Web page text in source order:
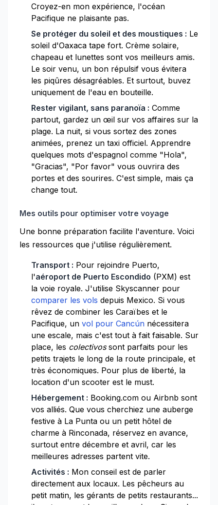
Croyez-en mon expérience, l'océan
Pacifique ne plaisante pas.
Se protéger du soleil et des moustiques : Le
soleil d'Oaxaca tape fort. Crème solaire,
chapeau et lunettes sont vos meilleurs amis.
Le soir venu, un bon répulsif vous évitera
les piqûres désagréables. Et surtout, buvez
uniquement de l'eau en bouteille.
Rester vigilant, sans paranoïa : Comme
partout, gardez un œil sur vos affaires sur la
plage. La nuit, si vous sortez des zones
animées, prenez un taxi officiel. Apprendre
quelques mots d'espagnol comme "Hola",
"Gracias", "Por favor" vous ouvrira des
portes et des sourires. C'est simple, mais ça
change tout.
Mes outils pour optimiser votre voyage
Une bonne préparation facilite l'aventure. Voici
les ressources que j'utilise régulièrement.
Transport : Pour rejoindre Puerto,
l'aéroport de Puerto Escondido (PXM) est
la voie royale. J'utilise Skyscanner pour
comparer les vols depuis Mexico. Si vous
rêvez de combiner les Caraïbes et le
Pacifique, un vol pour Cancún nécessitera
une escale, mais c'est tout à fait faisable. Sur
place, les colectivossont parfaits pour les
petits trajets le long de la route principale, et
très économiques. Pour plus de liberté, la
location d'un scooter est le must.
Hébergement : Booking.com ou Airbnb sont
vos alliés. Que vous cherchiez une auberge
festive à La Punta ou un petit hôtel de
charme à Rinconada, réservez en avance,
surtout entre décembre et avril, car les
meilleures adresses partent vite.
Activités : Mon conseil est de parler
directement aux locaux. Les pêcheurs au
petit matin, les gérants de petits restaurants...